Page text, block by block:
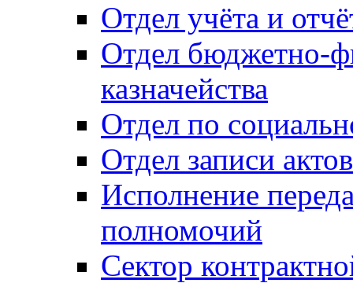
Отдел учёта и
Отдел бюджетно-
казначейства
Отдел по
Отдел записи
Исполнение
полномочий
Сектор